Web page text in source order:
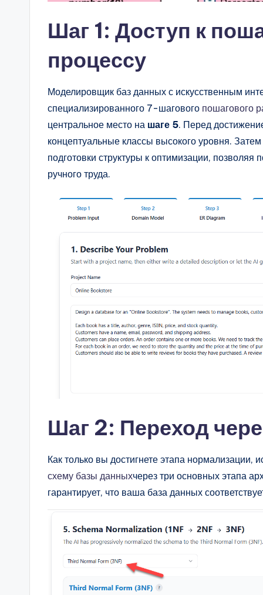
Шаг 1: Доступ к
процессу
Моделировщик баз данных с искусственным
специализированного 7-шагового пошагового
центральное место на шаге 5. Перед
концептуальные классы высокого уровня.
подготовки структуры к оптимизации, позволяя
ручного труда.
Шаг 2: Переход
Как только вы достигнете этапа нормализации,
схему базы данныхчерез три основных этапа
гарантирует, что ваша база данных